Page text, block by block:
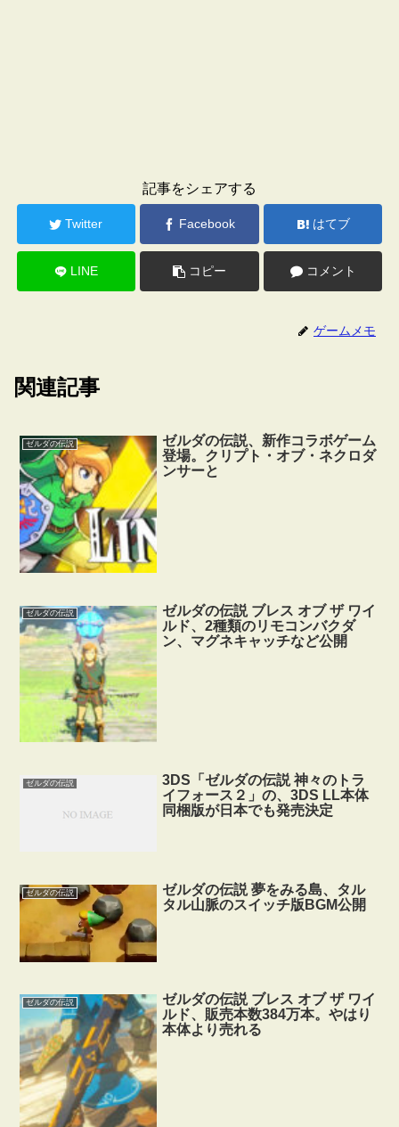
記事をシェアする
Twitter Facebook はてブ
LINE コピー コメント
ゲームメモ
関連記事
ゼルダの伝説
ゼルダの伝説、新作コラボゲーム
登場。クリプト・オブ・ネクロダ
ンサーと
ゼルダの伝説
ゼルダの伝説 ブレス オブ ザ ワイ
ルド、2種類のリモコンバクダ
ン、マグネキャッチなど公開
ゼルダの伝説
3DS「ゼルダの伝説 神々のトラ
イフォース２」の、3DS LL本体
同梱版が日本でも発売決定
ゼルダの伝説
ゼルダの伝説 夢をみる島、タル
タル山脈のスイッチ版BGM公開
ゼルダの伝説
ゼルダの伝説 ブレス オブ ザ ワイ
ルド、販売本数384万本。やはり
本体より売れる